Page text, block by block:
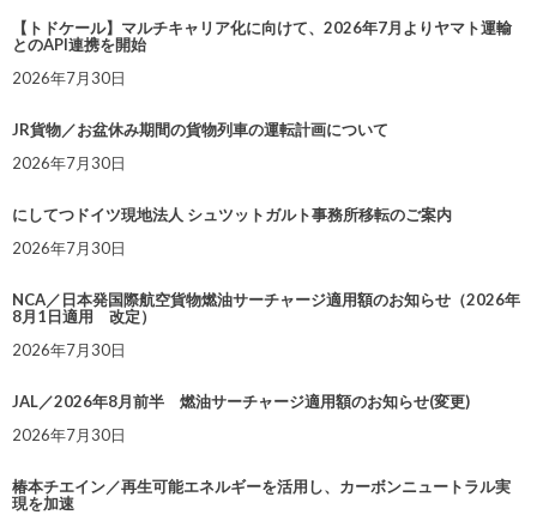
【トドケール】マルチキャリア化に向けて、2026年7月よりヤマト運輸
とのAPI連携を開始
2026年7月30日
JR貨物／お盆休み期間の貨物列車の運転計画について
2026年7月30日
にしてつドイツ現地法人 シュツットガルト事務所移転のご案内
2026年7月30日
NCA／日本発国際航空貨物燃油サーチャージ適用額のお知らせ（2026年
8月1日適用 改定）
2026年7月30日
JAL／2026年8月前半 燃油サーチャージ適用額のお知らせ(変更)
2026年7月30日
椿本チエイン／再生可能エネルギーを活用し、カーボンニュートラル実
現を加速